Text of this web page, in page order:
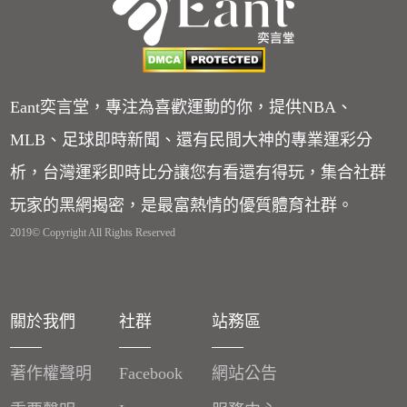
Eant奕言堂，專注為喜歡運動的你，提供NBA、
MLB、足球即時新聞、還有民間大神的專業運彩分
析，台灣運彩即時比分讓您有看還有得玩，集合社群
玩家的黑網揭密，是最富熱情的優質體育社群。
2019© Copyright All Rights Reserved
關於我們
著作權聲明
社群
Facebook
站務區
網站公告